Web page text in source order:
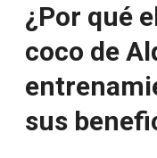
¿Por qué
coco de
sus